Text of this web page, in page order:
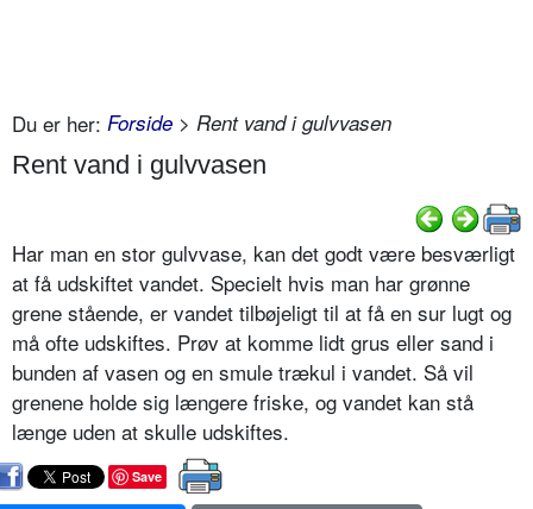
Du er her: Forside > Rent vand i gulvvasen
Rent vand i gulvvasen
Har man en stor gulvvase, kan det godt være besværligt
at få udskiftet vandet. Specielt hvis man har grønne
grene stående, er vandet tilbøjeligt til at få en sur lugt og
må ofte udskiftes. Prøv at komme lidt grus eller sand i
bunden af vasen og en smule trækul i vandet. Så vil
grenene holde sig længere friske, og vandet kan stå
længe uden at skulle udskiftes.
Save